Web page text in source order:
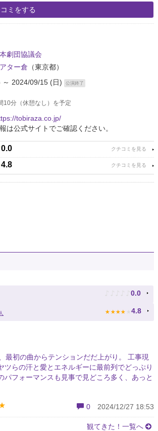
ミをする
劇団協議会
ター倉 （東京都）
～ 2024/09/15 (日)
公演終了
10分（休憩なし）を予定
tobiraza.co.jp/
は公式サイトでご確認ください。
0.0
4.8
♪ ♪ ♪ ♪ ♪ 0.0
人 ★ ★ ★ ★ ★ 4.8
最初の曲からテンションだだ上がり。 工事現
ツらの汗と愛とエネルギーに最前列でどっぷり
パフォーマンスも見事で見どころ多く、あっと
0 2024/12/27 18:53
観てきた！一覧へ